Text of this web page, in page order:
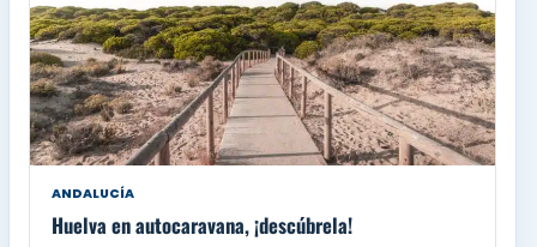
ANDALUCÍA
Huelva en autocaravana, ¡descúbrela!